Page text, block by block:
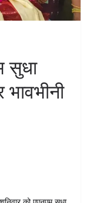
सुधा
भावभीनी